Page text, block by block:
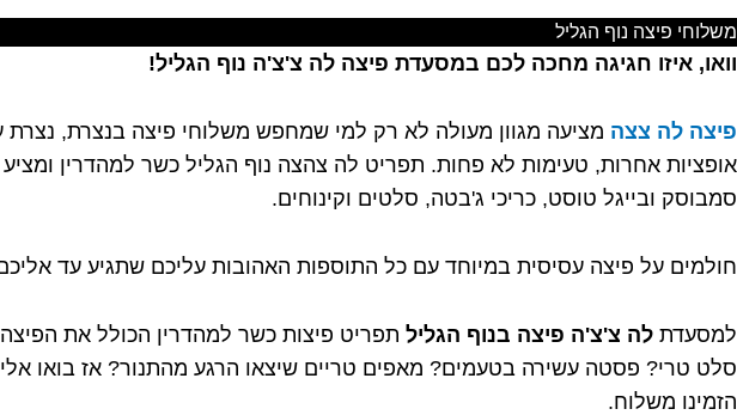
משלוחי פיצה נוף הגליל
וואו, איזו חגיגה מחכה לכם במסעדת פיצה לה צ'צ'ה נוף הגליל!
פיצה לה צצה מציעה מגוון מעולה לא רק למי שמחפש משלוחי פיצה בנצרת,
אופציות אחרות, טעימות לא פחות. תפריט לה צהצה נוף הגליל כשר למהדרין
סמבוסק ובייגל טוסט, כריכי ג'בטה, סלטים וקינוחים.
חולמים על פיצה עסיסית במיוחד עם כל התוספות האהובות עליכם שתגיע עד
למסעדת לה צ'צ'ה פיצה בנוף הגליל תפריט פיצות כשר למהדרין הכולל את
סלט טרי? פסטה עשירה בטעמים? מאפים טריים שיצאו הרגע מהתנור? אז בואו
הזמינו משלוח.